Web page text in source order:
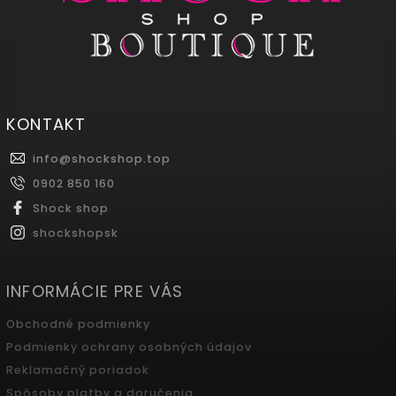
KONTAKT
info@shockshop.top
0902 850 160
Shock shop
shockshopsk
INFORMÁCIE PRE VÁS
Obchodné podmienky
Podmienky ochrany osobných údajov
Reklamačný poriadok